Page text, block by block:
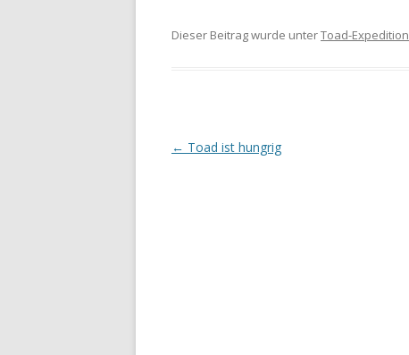
Dieser Beitrag wurde unterToad-Expedition
Beitrags-
← Toad ist hungrig